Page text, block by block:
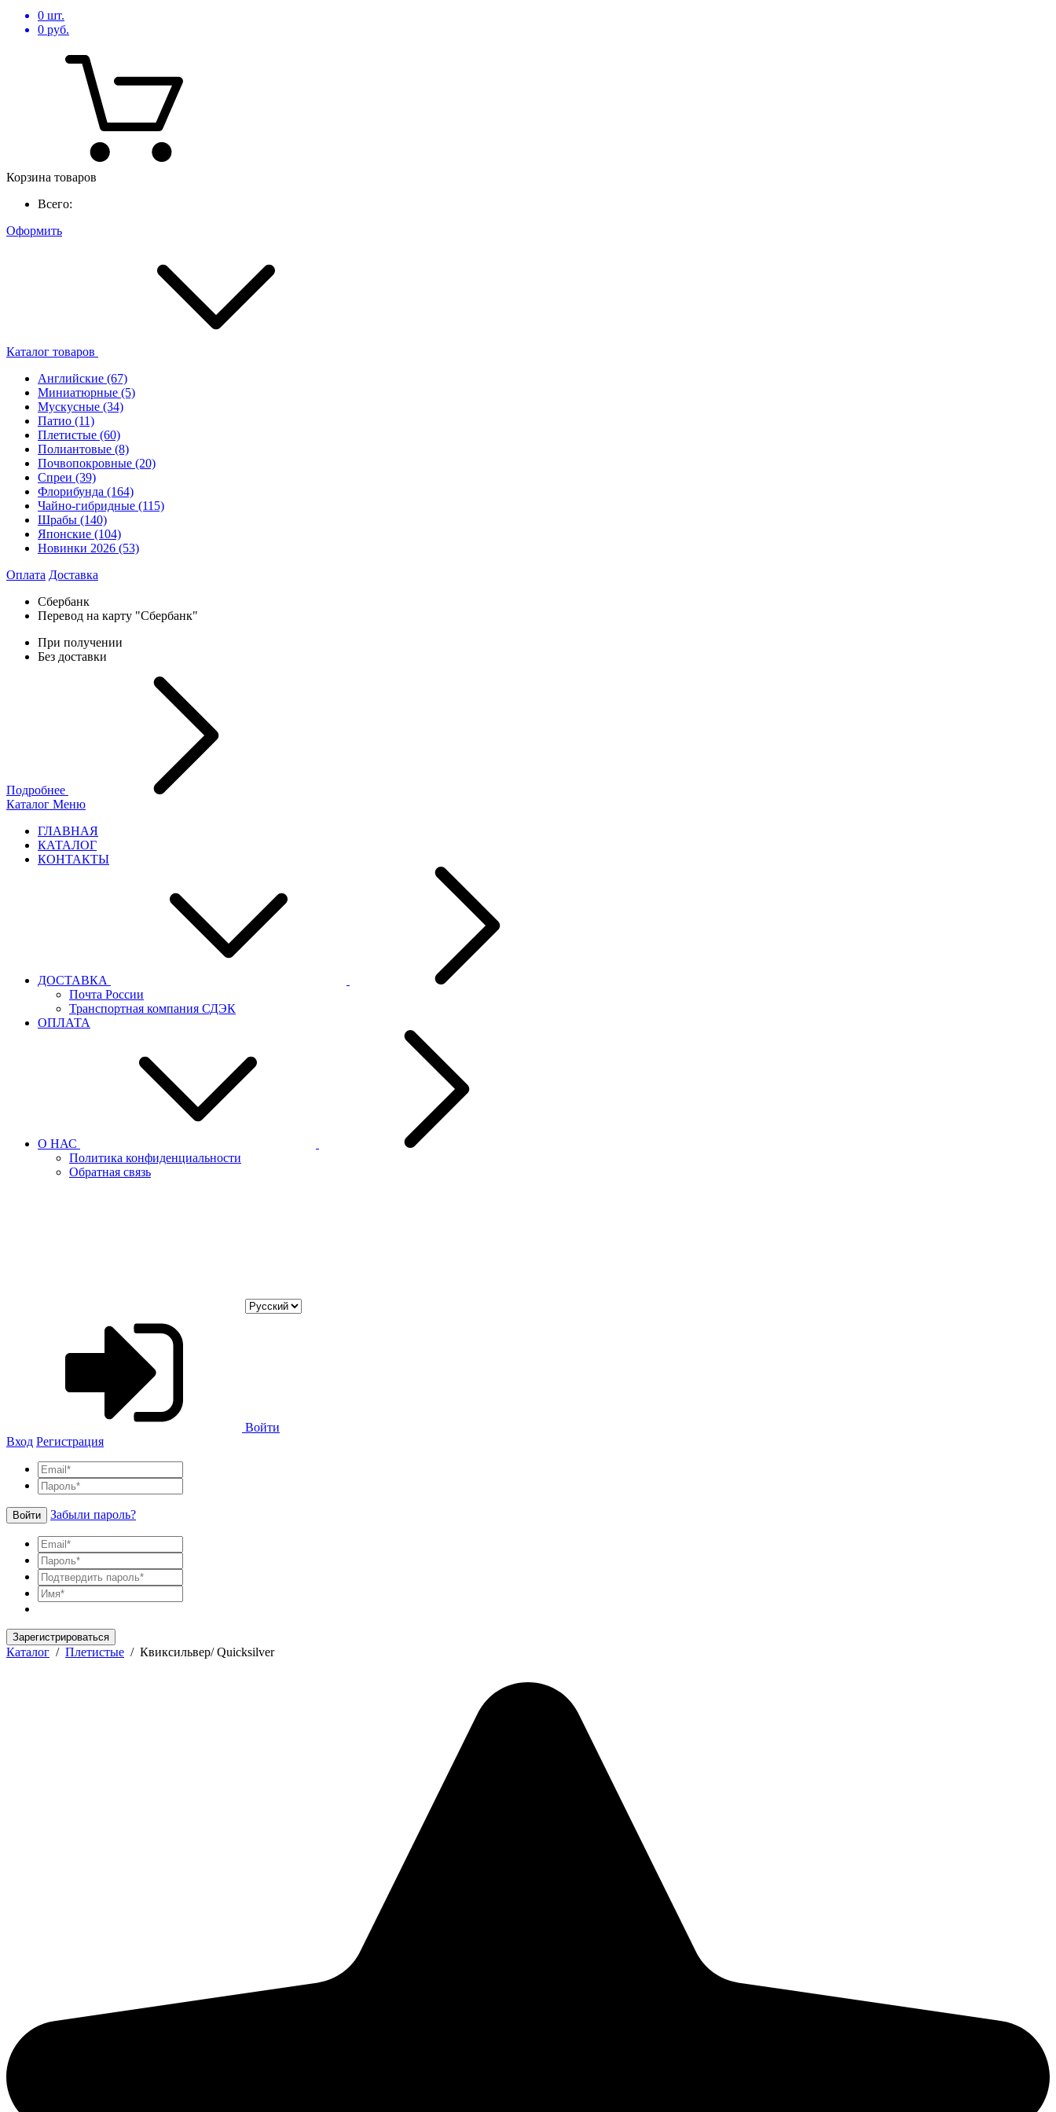
0 шт.
0 руб.
Корзина товаров
Всего:
Оформить
Каталог товаров
Английские (67)
Миниатюрные (5)
Мускусные (34)
Патио (11)
Плетистые (60)
Полиантовые (8)
Почвопокровные (20)
Спреи (39)
Флорибунда (164)
Чайно-гибридные (115)
Шрабы (140)
Японские (104)
Новинки 2026 (53)
Оплата Доставка
Сбербанк
Перевод на карту "Сбербанк"
При получении
Без доставки
Подробнее
Каталог Меню
ГЛАВНАЯ
КАТАЛОГ
КОНТАКТЫ
ДОСТАВКА
Почта России
Транспортная компания СДЭК
ОПЛАТА
О НАС
Политика конфиденциальности
Обратная связь
Войти
Вход Регистрация
Войти Забыли пароль?
Зарегистрироваться
Каталог / Плетистые / Квиксильвер/ Quicksilver